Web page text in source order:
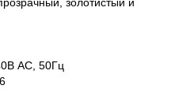
АС, 50Гц